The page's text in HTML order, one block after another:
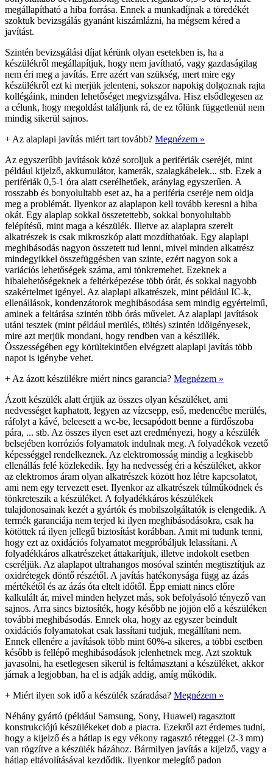
megállapítható a hiba forrása. Ennek a munkadíjnak a töredékét
szoktuk bevizsgálás gyanánt kiszámlázni, ha mégsem kéred a
javítást.
Szintén bevizsgálási díjat kérünk olyan esetekben is, ha a
készülékről megállapítjuk, hogy nem javítható, vagy gazdaságilag
nem éri meg a javítás. Erre azért van szükség, mert mire egy
készülékről ezt ki merjük jelenteni, sokszor napokig dolgoznak rajta
kollégáink, minden lehetőséget megvizsgálva. Hisz elsődlegesen az
a célunk, hogy megoldást találjunk rá, de ez tőlünk függetlenül nem
mindig sikerül sajnos.
+ Az alaplapi javítás miért tart tovább? Megnézem »
Az egyszerűbb javítások közé soroljuk a perifériák cseréjét, mint
például kijelző, akkumulátor, kamerák, szalagkábelek... stb. Ezek a
perifériák 0,5-1 óra alatt cserélhetőek, aránylag egyszerűen. A
rosszabb és bonyolultabb eset az, ha a periféria cseréje nem oldja
meg a problémát. Ilyenkor az alaplapon kell tovább keresni a hiba
okát. Egy alaplap sokkal összetettebb, sokkal bonyolultabb
felépítésű, mint maga a készülék. Illetve az alaplapra szerelt
alkatrészek is csak mikroszkóp alatt mozdíthatóak. Egy alaplapi
meghibásodás nagyon összetett tud lenni, mivel minden alkatrész
mindegyikkel összefüggésben van szinte, ezért nagyon sok a
variációs lehetőségek száma, ami tönkremehet. Ezeknek a
hibalehetőségeknek a feltérképezése több órát, és sokkal nagyobb
szakértelmet igényel. Az alaplapi alkatrészek, mint például IC-k,
ellenállások, kondenzátorok meghibásodása sem mindig egyértelmű,
aminek a feltárása szintén több órás művelet. Az alaplapi javítások
utáni tesztek (mint például merülés, töltés) szintén időigényesek,
mire azt merjük mondani, hogy rendben van a készülék.
Összességében egy körültekintően elvégzett alaplapi javítás több
napot is igénybe vehet.
+ Az ázott készülékre miért nincs garancia? Megnézem »
Ázott készülék alatt értjük az összes olyan készüléket, ami
nedvességet kaphatott, legyen az vízcsepp, eső, medencébe merülés,
ráfolyt a kávé, beleesett a wc-be, lecsapódott benne a fürdőszoba
pára, ... stb. Az összes ilyen eset azt eredményezi, hogy a készülék
belsejében korróziós folyamatok indulnak meg. A folyadékok vezető
képességgel rendelkeznek. Az elektromosság mindig a legkisebb
ellenállás felé közlekedik. Így ha nedvesség éri a készüléket, akkor
az elektromos áram olyan alkatrészek között hoz létre kapcsolatot,
ami nem egy tervezett eset. Ilyenkor az alkatrészek túlműködnek és
tönkreteszik a készüléket. A folyadékkáros készülékek
tulajdonosainak kezét a gyártók és mobilszolgáltatók is elengedik. A
termék garanciája nem terjed ki ilyen meghibásodásokra, csak ha
kötöttek rá ilyen jellegű biztosítást korábban. Amit mi tudunk tenni,
hogy ezt az oxidációs folyamatot megpróbáljuk lelassítani. A
folyadékkáros alkatrészeket áttakarítjuk, illetve indokolt esetben
cseréljük. Az alaplapot ultrahangos mosóval szintén megtisztítjuk az
oxidrétegek döntő részétől. A javítás hatékonysága függ az ázás
mértékétől és az ázás óta eltelt időtől. Épp emiatt nincs előre
kalkulált ár, mivel minden helyzet más, sok befolyásoló tényező van
sajnos. Arra sincs biztosíték, hogy később ne jöjjön elő a készüléken
további meghibásodás. Ennek oka, hogy az egyszer beindult
oxidációs folyamatokat csak lassítani tudjuk, megállítani nem.
Ennek ellenére a javítások több mint 60%-a sikeres, a többi esetben
később is fellépő meghibásodások jelenhetnek meg. Azt szoktuk
javasolni, ha esetlegesen sikerül is feltámasztani a készüléket, akkor
járnak a legjobban, ha el is adják addig, amíg működik.
+ Miért ilyen sok idő a készülék száradása? Megnézem »
Néhány gyártó (például Samsung, Sony, Huawei) ragasztott
konstrukciójú készülékeket dob a piacra. Ezekről azt érdemes tudni,
hogy a kijelző és a hátlap is egy vékony ragasztó réteggel (2-3 mm)
van rögzítve a készülék házához. Bármilyen javítás a kijelző, vagy a
hátlap eltávolításával kezdődik. Ilyenkor melegítő padon